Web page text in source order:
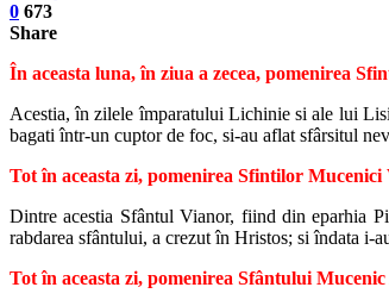
0 673
Share
În aceasta luna, în ziua a zecea, pomenirea
Acestia, în zilele împaratului Lichinie si ale lui
bagati într-un cuptor de foc, si-au aflat sfârsitul
Tot în aceasta zi, pomenirea Sfintilor Mucenici
Dintre acestia Sfântul Vianor, fiind din eparhia
rabdarea sfântului, a crezut în Hristos; si îndata i-
Tot în aceasta zi, pomenirea Sfântului